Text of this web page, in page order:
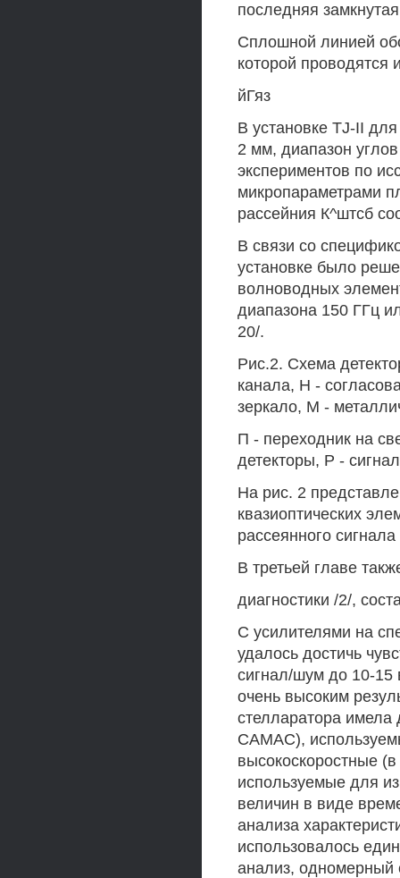
последняя
Сплошной линией
которой проводятся
йГяз
В установке TJ-II
2 мм, диапазон
экспериментов по
микропараметрами
рассейния К^штсб
В связи со
установке было
волноводных
диапазона 150 ГГц
20/.
Рис.2. Схема
канала, Н -
зеркало, М -
П - переходник на
детекторы, Р -
На рис. 2
квазиоптических
рассеянного
В третьей главе
диагностики /2/,
С усилителями на
удалось достичь
сигнал/шум до 10-15
очень высоким
стелларатора имела
САМАС),
высокоскоростные
используемые для
величин в виде
анализа
использовалось
анализ, одномерный